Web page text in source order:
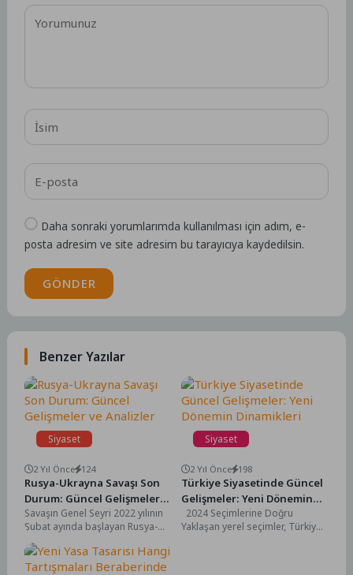
Daha sonraki yorumlarımda kullanılması için adım, e-
posta adresim ve site adresim bu tarayıcıya kaydedilsin.
GÖNDER
Benzer Yazılar
Siyaset
2 Yıl Önce 124
Rusya-Ukrayna Savaşı Son
Durum: Güncel Gelişmeler
ve Analizler
Savaşın Genel Seyri 2022 yılının
Şubat ayında başlayan Rusya-
Ukrayna savaşı, Avrupa'nın
doğusunda büyük bir
jeopolitik...
Siyaset
2 Yıl Önce 198
Türkiye Siyasetinde Güncel
Gelişmeler: Yeni Dönemin
Dinamikleri
2024 Seçimlerine Doğru
Yaklaşan yerel seçimler, Türkiye